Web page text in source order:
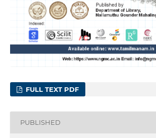
FULL TEXT PDF
PUBLISHED